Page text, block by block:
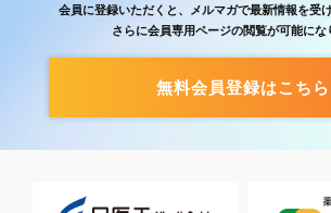
会員に登録いただくと、メルマガで最新情報を受
さらに会員専用ページの閲覧が可能にな
無料会員登録はこちら